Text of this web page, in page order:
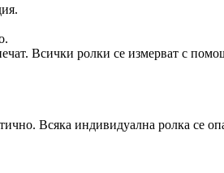
Всички ролки се измерват с
Всяка индивидуална ролка се